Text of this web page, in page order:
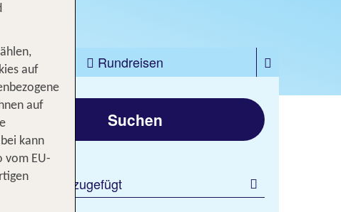
Rundreisen
Suchen
1 Filter hinzugefügt
auf
auf
kann
vom EU-